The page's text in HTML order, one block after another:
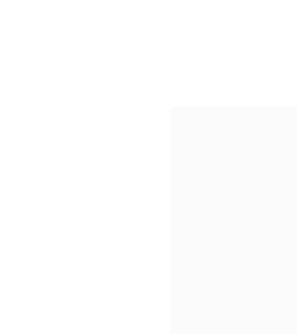
もしご検討中
その後の街ブ
とてもエモー
3月も下旬で
寒すぎず、暑